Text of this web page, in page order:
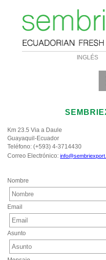
INGLÉS
Km 23.5 Via a Daule
Guayaquil-Ecuador
Teléfono: (+593) 4-3714430
Correo Electrónico:
Nombre
Email
Asunto